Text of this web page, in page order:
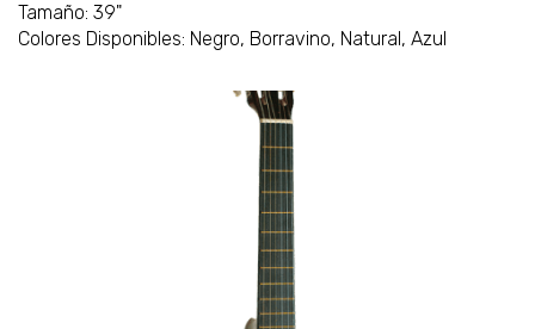
Tamaño: 39"
Colores Disponibles: Negro, Borravino, Natural, Azul